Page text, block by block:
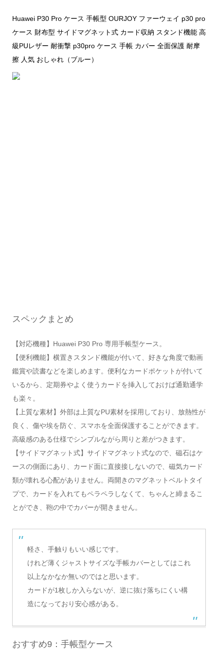
Huawei P30 Pro ケース 手帳型 OURJOY ファーウェイ p30 pro
ケース 財布型 サイドマグネット式 カード収納 スタンド機能 高
級PUレザー 耐衝撃 p30pro ケース 手帳 カバー 全面保護 耐摩
擦 人気 おしゃれ（ブルー）
スペックまとめ
【対応機種】Huawei P30 Pro 専用手帳型ケース。
【便利機能】横置きスタンド機能が付いて、好きな角度で動画
鑑賞や読書などを楽しめます。便利なカードポケットが付いて
いるから、定期券やよく使うカードを挿入しておけば通勤通学
も楽々。
【上質な素材】外部は上質なPU素材を採用しており、放熱性が
良く、傷や埃を防ぐ、スマホを全面保護することができます。
高級感のある仕様でシンプルながら周りと差がつきます。
【サイドマグネット式】サイドマグネット式なので、磁石はケ
ースの側面にあり、カード面に直接接しないので、磁気カード
類が壊れる心配がありません。両開きのマグネットベルトタイ
プで、カードを入れてもペラペラしなくて、ちゃんと締まるこ
とができ、鞄の中でカバーが開きません。
軽さ、手触りもいい感じです。
けれど薄くジャストサイズな手帳カバーとしてはこれ
以上なかなか無いのではと思います。
カードが1枚しか入らないが、逆に抜け落ちにくい構
造になっており安心感がある。
おすすめ9：手帳型ケース